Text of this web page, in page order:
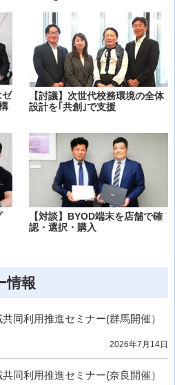
ゼ
【討議】次世代校務環境の全体
設計を｢共創｣で支援
【対談】BYOD端末を店舗で確
認・選択・購入
情報
同利用推進セミナー(群馬開催）
2026年7月14日
同利用推進セミナー(奈良開催）